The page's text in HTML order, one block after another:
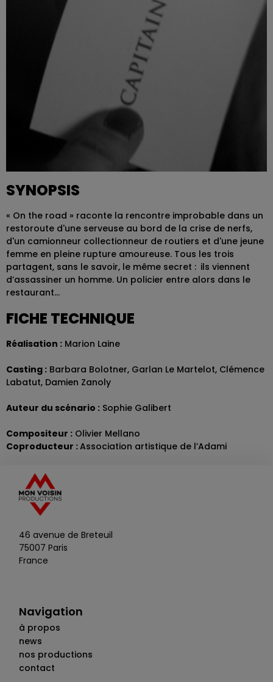
SYNOPSIS
« On the road » raconte la rencontre improbable dans un
restoroute d'une serveuse au bord de la crise de nerfs,
d'un camionneur collectionneur de routiers et d'une jeune
femme en pleine rupture amoureuse. Tous les trois
partagent, sans le savoir, le même secret : ils viennent
d’assassiner un homme. Un policier entre alors dans le
restaurant…
FICHE TECHNIQUE
Réalisation : Marion Laine
Casting : Barbara Bolotner, Garlan Le Martelot, Clémence
Labatut, Damien Zanoly
Auteur du scénario : Sophie Galibert
Compositeur : Olivier Mellano
Coproducteur :Association artistique de l’Adami
46 avenue de Breteuil
75007 Paris
France
Navigation
à propos
news
nos productions
contact